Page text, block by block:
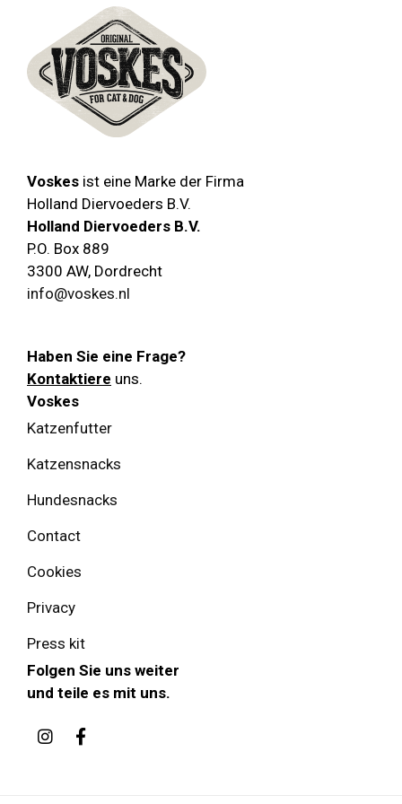
Voskes ist eine Marke der Firma
Holland Diervoeders B.V.
Holland Diervoeders B.V.
P.O. Box 889
3300 AW, Dordrecht
info@voskes.nl
Haben Sie eine Frage?
Kontaktiere uns.
Voskes
Katzenfutter
Katzensnacks
Hundesnacks
Contact
Cookies
Privacy
Press kit
Folgen Sie uns weiter
und teile es mit uns.